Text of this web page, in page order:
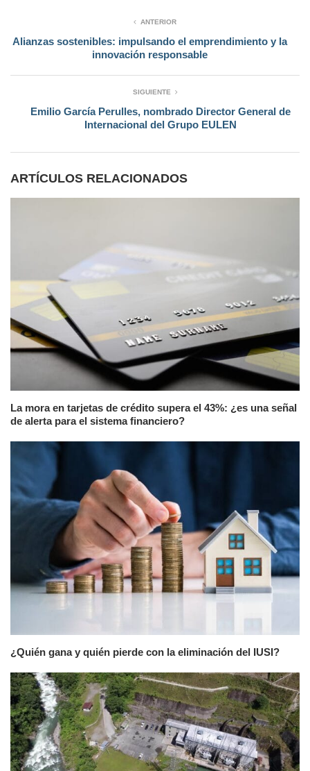
ANTERIOR
Alianzas sostenibles: impulsando el emprendimiento y la
innovación responsable
SIGUIENTE
Emilio García Perulles, nombrado Director General de
Internacional del Grupo EULEN
ARTÍCULOS RELACIONADOS
La mora en tarjetas de crédito supera el 43%: ¿es una señal
de alerta para el sistema financiero?
¿Quién gana y quién pierde con la eliminación del IUSI?